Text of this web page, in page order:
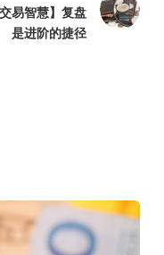
交易智慧】复盘
是进阶的捷径